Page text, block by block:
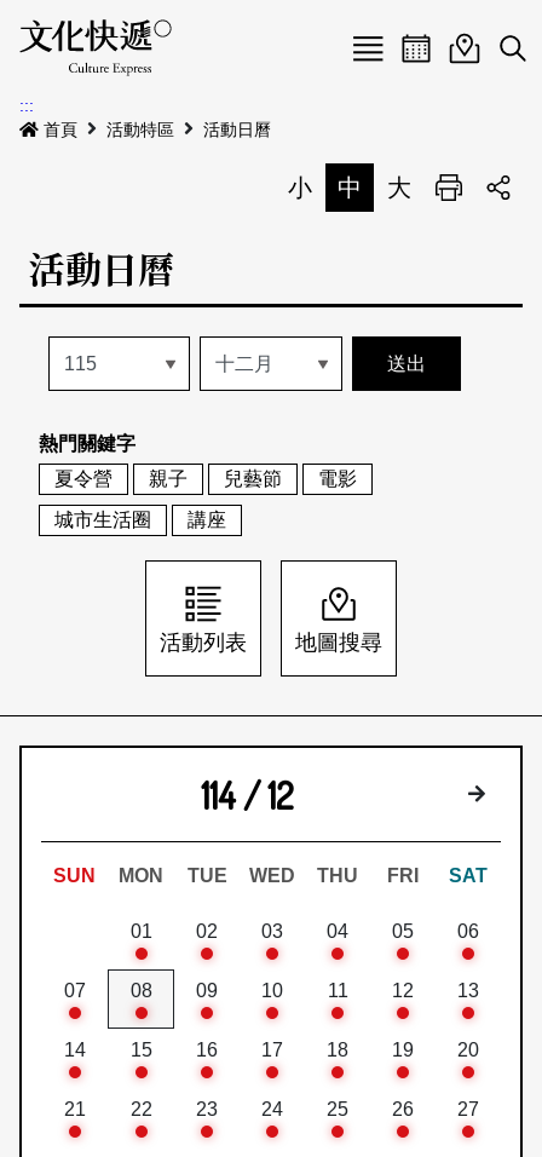
Menu
最新公告
本期專題
歷史專題
活動特區
活動列表
地圖搜尋
關於我們
關於我們
刊物索取地點
會員基本資料
刊登活動
網站導覽 English
日本語 登入/註冊
活動日曆活動地圖
展
:::
首頁
活動特區 活動日曆
小 中 大 列印
活動日曆
熱門關鍵字
夏令營
親子 兒藝節
電影
城市生活圈
講座
活動列表 地圖搜尋
114 / 12 下個月
SUN MON TUE WED THU FRI SAT
01 02 03 04 05 06
07 08 09 10 11 12 13
14 15 16 17 18 19 20
21 22 23 24 25 26 27